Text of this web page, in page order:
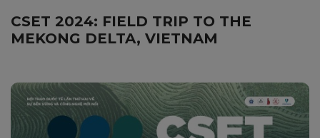
CSET 2024: FIELD TRIP TO THE
MEKONG DELTA, VIETNAM